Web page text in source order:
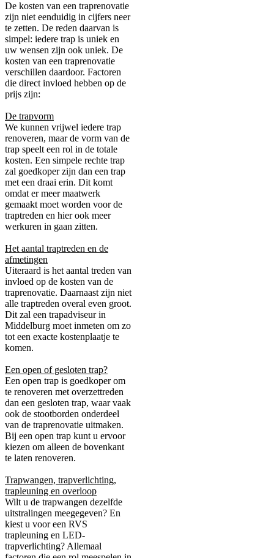
De kosten van een traprenovatie
zijn niet eenduidig in cijfers neer
te zetten. De reden daarvan is
simpel: iedere trap is uniek en
uw wensen zijn ook uniek. De
kosten van een traprenovatie
verschillen daardoor. Factoren
die direct invloed hebben op de
prijs zijn:
De trapvorm
We kunnen vrijwel iedere trap
renoveren, maar de vorm van de
trap speelt een rol in de totale
kosten. Een simpele rechte trap
zal goedkoper zijn dan een trap
met een draai erin. Dit komt
omdat er meer maatwerk
gemaakt moet worden voor de
traptreden en hier ook meer
werkuren in gaan zitten.
Het aantal traptreden en de
afmetingen
Uiteraard is het aantal treden van
invloed op de kosten van de
traprenovatie. Daarnaast zijn niet
alle traptreden overal even groot.
Dit zal een trapadviseur in
Middelburg moet inmeten om zo
tot een exacte kostenplaatje te
komen.
Een open of gesloten trap?
Een open trap is goedkoper om
te renoveren met overzettreden
dan een gesloten trap, waar vaak
ook de stootborden onderdeel
van de traprenovatie uitmaken.
Bij een open trap kunt u ervoor
kiezen om alleen de bovenkant
te laten renoveren.
Trapwangen, trapverlichting,
trapleuning en overloop
Wilt u de trapwangen dezelfde
uitstralingen meegegeven? En
kiest u voor een RVS
trapleuning en LED-
trapverlichting? Allemaal